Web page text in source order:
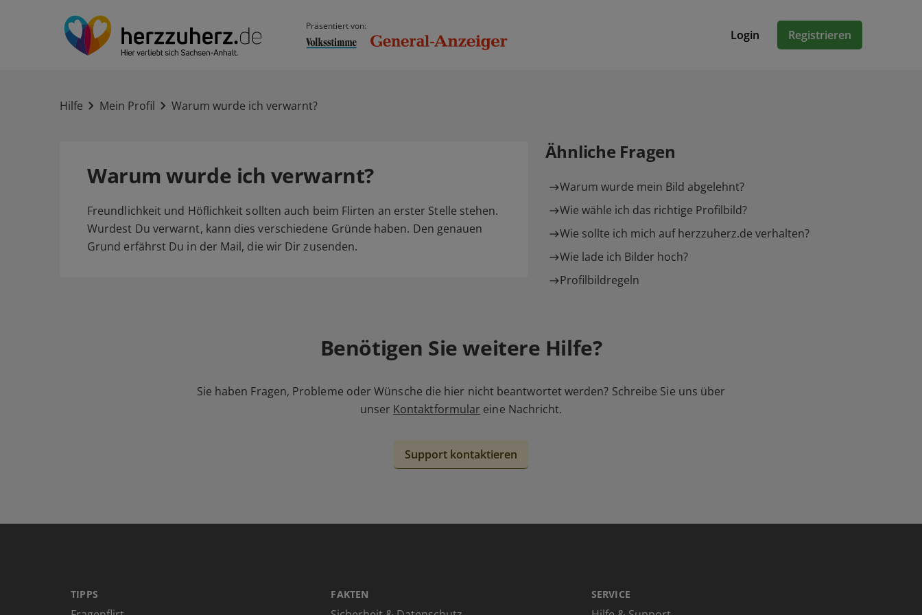
Präsentiert von:
Login Registrieren
Hilfe Mein Profil Warum wurde ich verwarnt?
Warum wurde ich verwarnt?
Freundlichkeit und Höflichkeit sollten auch beim Flirten an erster Stelle stehen.
Wurdest Du verwarnt, kann dies verschiedene Gründe haben. Den genauen
Grund erfährst Du in der Mail, die wir Dir zusenden.
Ähnliche Fragen
Warum wurde mein Bild abgelehnt?
Wie wähle ich das richtige Profilbild?
Wie sollte ich mich auf herzzuherz.de verhalten?
Wie lade ich Bilder hoch?
Profilbildregeln
Benötigen Sie weitere Hilfe?
Sie haben Fragen, Probleme oder Wünsche die hier nicht beantwortet werden? Schreibe Sie uns über
unser Kontaktformular eine Nachricht.
Support kontaktieren
TIPPS FAKTEN SERVICE